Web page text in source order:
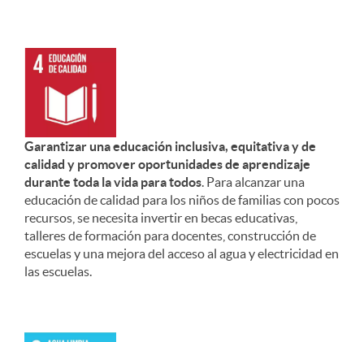
Garantizar una educación inclusiva, equitativa y de
calidad y promover oportunidades de aprendizaje
durante toda la vida para todos. Para alcanzar una
educación de calidad para los niños de familias con pocos
recursos, se necesita invertir en becas educativas,
talleres de formación para docentes, construcción de
escuelas y una mejora del acceso al agua y electricidad en
las escuelas.